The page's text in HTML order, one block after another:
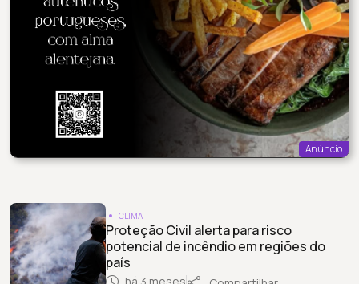
Anúncio
CLIMA
Proteção Civil alerta para risco
potencial de incêndio em regiões do
país